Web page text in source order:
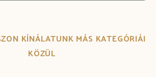
KÍNÁLATUNK MÁS KATEGÓRIÁI
KÖZÜL